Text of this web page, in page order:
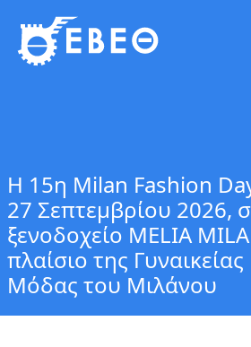
Η 15η Milan Fashion
27 Σεπτεμβρίου 2026,
ξενοδοχείο MELIA
πλαίσιο της
Μόδας του Μιλάνου